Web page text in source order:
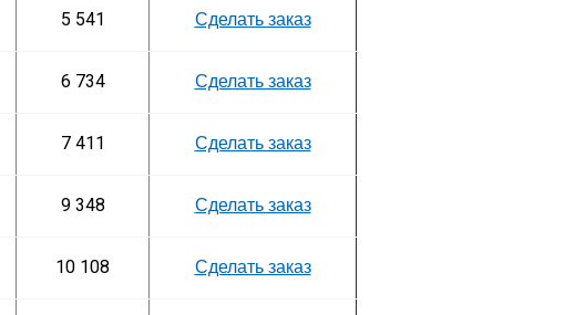
5 541 Сделать заказ
6 734 Сделать заказ
7 411 Сделать заказ
9 348 Сделать заказ
10 108 Сделать заказ